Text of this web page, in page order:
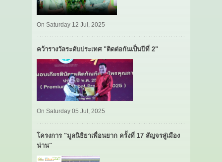
On Saturday 12 Jul, 2025
คว้ารางวัลระดับประเทศ "ติดต่อกันเป็นปีที่ 2"
On Saturday 05 Jul, 2025
โครงการ "มูลนิธิยาเพื่อนยาก ครั้งที่ 17 สัญจรสู่เมือง
น่าน"